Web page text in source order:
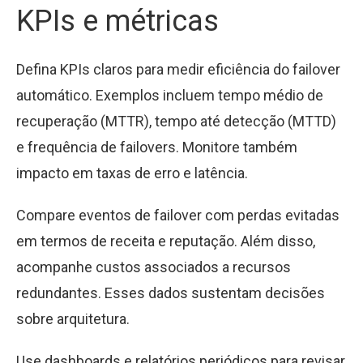
KPIs e métricas
Defina KPIs claros para medir eficiência do failover
automático. Exemplos incluem tempo médio de
recuperação (MTTR), tempo até detecção (MTTD)
e frequência de failovers. Monitore também
impacto em taxas de erro e latência.
Compare eventos de failover com perdas evitadas
em termos de receita e reputação. Além disso,
acompanhe custos associados a recursos
redundantes. Esses dados sustentam decisões
sobre arquitetura.